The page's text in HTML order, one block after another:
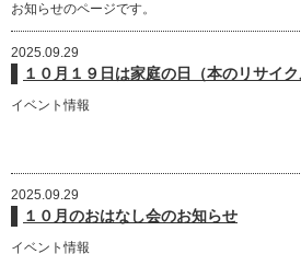
お知らせのページです。
2025.09.29
１０月１９日は家庭の日（本のリサイク
イベント情報
2025.09.29
１０月のおはなし会のお知らせ
イベント情報